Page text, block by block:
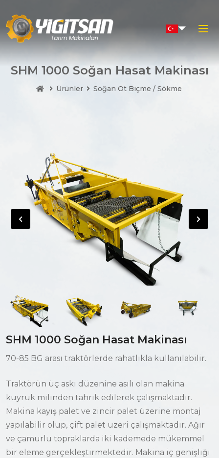
×
Duyurular
Üretim Tesisi
İletişim
Yiğitsan
satis@yigitsantarim.com
Nevşehir Organize Sanayi Bölgesi 3. Sk. No:12 Boğaz
Köyü/Merkez/Nevşehir
SHM 1000 Soğan Hasat Makinası
Ürünler Soğan Ot Biçme / Sökme
SHM 1000 Soğan Hasat Makinası
70-85 BG arası traktörlerde rahatlıkla kullanılabilir.
Traktörün üç askı düzenine asılı olan makina
kuyruk milinden tahrik edilerek çalışmaktadır.
Makina kayış palet ve zincir palet üzerine montaj
yapılabilir olup, çift palet üzeri çalışmaktadır. Ağır
ve çamurlu topraklarda iki kademede mükemmel
bir eleme gerçekleştirmektedir. Makina iç genişliği